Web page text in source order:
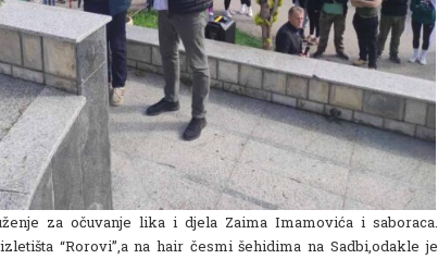
za očuvanje lika i djela Zaima Imamovića i saboraca.
“Rorovi”,a na hair česmi šehidima na Sadbi,odakle je